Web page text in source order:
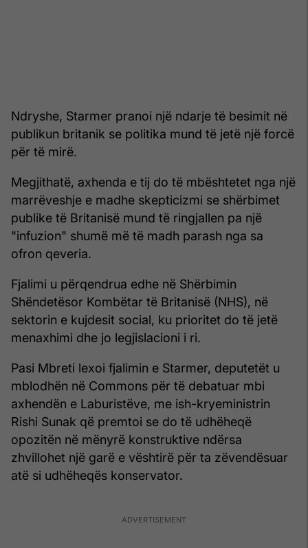
Ndryshe, Starmer pranoi një ndarje të besimit në
publikun britanik se politika mund të jetë një forcë
për të mirë.
Megjithatë, axhenda e tij do të mbështetet nga një
marrëveshje e madhe skepticizmi se shërbimet
publike të Britanisë mund të ringjallen pa një
"infuzion" shumë më të madh parash nga sa
ofron qeveria.
Fjalimi u përqendrua edhe në Shërbimin
Shëndetësor Kombëtar të Britanisë (NHS), në
sektorin e kujdesit social, ku prioritet do të jetë
menaxhimi dhe jo legjislacioni i ri.
Pasi Mbreti lexoi fjalimin e Starmer, deputetët u
mblodhën në Commons për të debatuar mbi
axhendën e Laburistëve, me ish-kryeministrin
Rishi Sunak që premtoi se do të udhëheqë
opozitën në mënyrë konstruktive ndërsa
zhvillohet një garë e vështirë për ta zëvendësuar
atë si udhëheqës konservator.